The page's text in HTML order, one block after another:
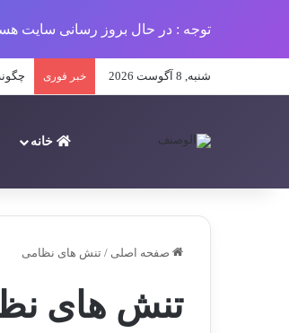
توجه : در حال بروز رسانی سایت
شنبه, 8 آگوست 2026 خبر فوری
خانه
صفحه اصلی / تنش هاى نظامى
تنش هاى